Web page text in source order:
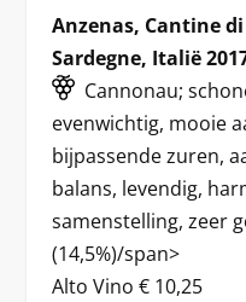
Anzenas, Cantine
Sardegne, Italië
Cannonau;
evenwichtig, mooie
bijpassende zuren,
balans, levendig,
samenstelling, zeer
(14,5%)/span>
Alto Vino € 10,25